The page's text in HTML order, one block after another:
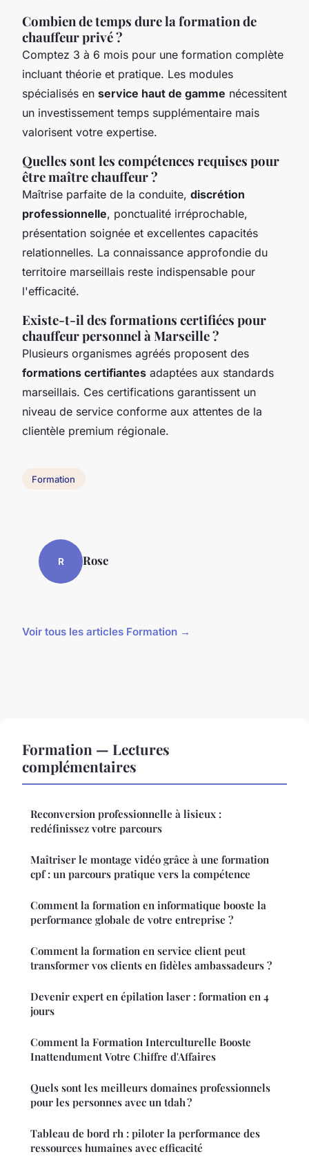
Combien de temps dure la formation de
chauffeur privé ?
Comptez 3 à 6 mois pour une formation complète
incluant théorie et pratique. Les modules
spécialisés en service haut de gamme nécessitent
un investissement temps supplémentaire mais
valorisent votre expertise.
Quelles sont les compétences requises pour
être maître chauffeur ?
Maîtrise parfaite de la conduite, discrétion
professionnelle, ponctualité irréprochable,
présentation soignée et excellentes capacités
relationnelles. La connaissance approfondie du
territoire marseillais reste indispensable pour
l'efficacité.
Existe-t-il des formations certifiées pour
chauffeur personnel à Marseille ?
Plusieurs organismes agréés proposent des
formations certifiantes adaptées aux standards
marseillais. Ces certifications garantissent un
niveau de service conforme aux attentes de la
clientèle premium régionale.
Formation
R Rose
Voir tous les articles Formation →
Formation — Lectures
complémentaires
Reconversion professionnelle à lisieux :
redéfinissez votre parcours
Maîtriser le montage vidéo grâce à une formation
cpf : un parcours pratique vers la compétence
Comment la formation en informatique booste la
performance globale de votre entreprise ?
Comment la formation en service client peut
transformer vos clients en fidèles ambassadeurs ?
Devenir expert en épilation laser : formation en 4
jours
Comment la Formation Interculturelle Booste
Inattendument Votre Chiffre d'Affaires
Quels sont les meilleurs domaines professionnels
pour les personnes avec un tdah ?
Tableau de bord rh : piloter la performance des
ressources humaines avec efficacité